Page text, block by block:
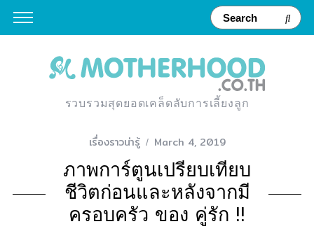
รวบรวมสุดยอดเคล็ดลับการเลี้ยงลูก
เรื่องราวน่ารู้ March 4, 2019
ภาพการ์ตูนเปรียบเทียบ
ชีวิตก่อนและหลังจากมี
ครอบครัว ของ คู่รัก !!